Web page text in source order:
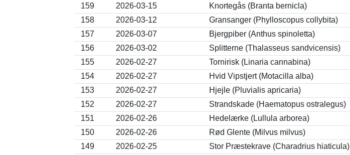
159
2026-03-15 Knortegås (Branta bernicla)
158
2026-03-12 Gransanger (Phylloscopus collybita)
157
2026-03-07 Bjergpiber (Anthus spinoletta)
156
2026-03-02 Splitterne (Thalasseus sandvicensis)
155
2026-02-27 Tornirisk (Linaria cannabina)
154
2026-02-27 Hvid Vipstjert (Motacilla alba)
153
2026-02-27 Hjejle (Pluvialis apricaria)
152
2026-02-27 Strandskade (Haematopus ostralegus)
151
2026-02-26 Hedelærke (Lullula arborea)
150
2026-02-26 Rød Glente (Milvus milvus)
149
2026-02-25 Stor Præstekrave (Charadrius hiaticula)